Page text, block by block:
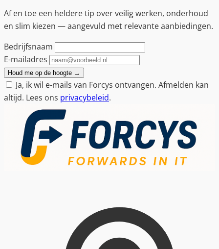
Af en toe een heldere tip over veilig werken, onderhoud
en slim kiezen — aangevuld met relevante aanbiedingen.
Bedrijfsnaam
E-mailadres
Houd me op de hoogte →
Ja, ik wil e-mails van Forcys ontvangen. Afmelden kan
altijd. Lees ons privacybeleid.